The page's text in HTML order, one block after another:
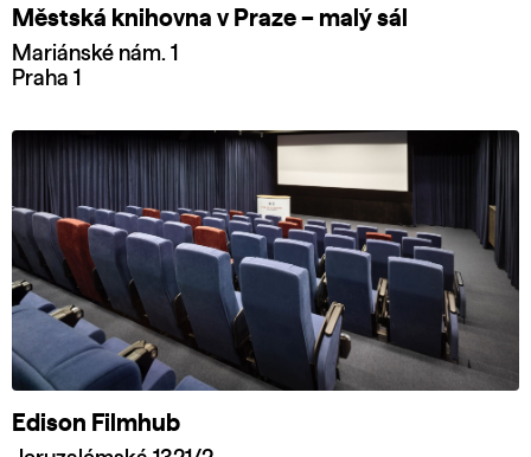
Městská knihovna v Praze – malý sál
Mariánské nám. 1
Praha 1
Edison Filmhub